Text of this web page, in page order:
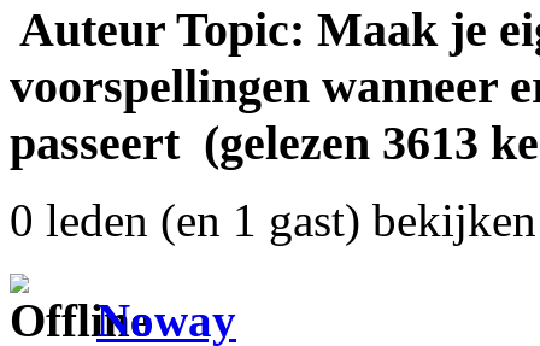
Auteur Topic: Maak je
voorspellingen wanneer
passeert (gelezen 3613
0 leden (en 1 gast)
Noway